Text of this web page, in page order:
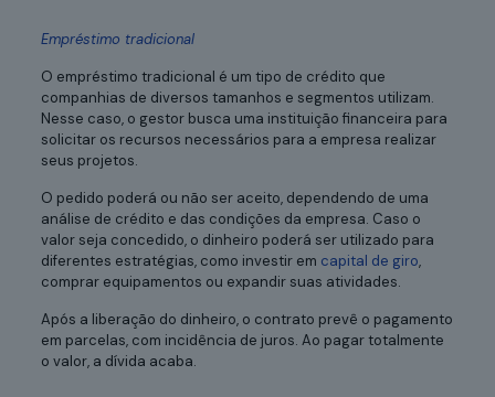
Empréstimo tradicional
O empréstimo tradicional é um tipo de crédito que
companhias de diversos tamanhos e segmentos utilizam.
Nesse caso, o gestor busca uma instituição financeira para
solicitar os recursos necessários para a empresa realizar
seus projetos.
O pedido poderá ou não ser aceito, dependendo de uma
análise de crédito e das condições da empresa. Caso o
valor seja concedido, o dinheiro poderá ser utilizado para
diferentes estratégias, como investir em capital de giro,
comprar equipamentos ou expandir suas atividades.
Após a liberação do dinheiro, o contrato prevê o pagamento
em parcelas, com incidência de juros. Ao pagar totalmente
o valor, a dívida acaba.